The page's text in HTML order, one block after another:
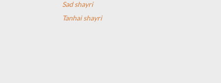
Sad shayri
Tanhai shayri